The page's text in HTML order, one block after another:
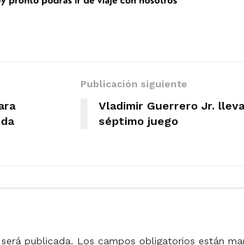
Publicación siguiente
Vladimir Guerrero Jr.
séptimo juego
publicada. Los campos obligatorios están